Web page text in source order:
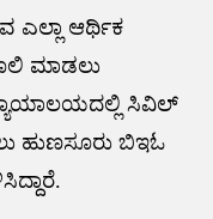
ಎಲ್ಲಾ ಆರ್ಥಿಕ
ಮಾಡಲು
ಸಿವಿಲ್
ಹುಣಸೂರು ಬಿಇಓ